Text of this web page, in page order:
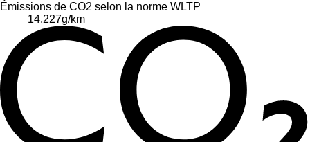
Émissions de CO2 selon la norme WLTP
14.227g/km